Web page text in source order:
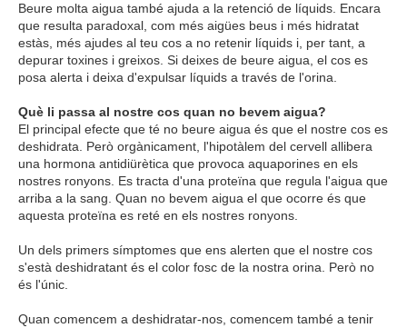
Beure molta aigua també ajuda a la retenció de líquids. Encara
que resulta paradoxal, com més aigües beus i més hidratat
estàs, més ajudes al teu cos a no retenir líquids i, per tant, a
depurar toxines i greixos. Si deixes de beure aigua, el cos es
posa alerta i deixa d'expulsar líquids a través de l'orina.
Què li passa al nostre cos quan no bevem aigua?
El principal efecte que té no beure aigua és que el nostre cos es
deshidrata. Però orgànicament, l'hipotàlem del cervell allibera
una hormona antidiürètica que provoca aquaporines en els
nostres ronyons. Es tracta d'una proteïna que regula l'aigua que
arriba a la sang. Quan no bevem aigua el que ocorre és que
aquesta proteïna es reté en els nostres ronyons.
Un dels primers símptomes que ens alerten que el nostre cos
s'està deshidratant és el color fosc de la nostra orina. Però no
és l'únic.
Quan comencem a deshidratar-nos, comencem també a tenir